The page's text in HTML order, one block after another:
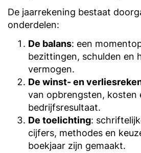
De jaarrekening bestaat
onderdelen:
De balans: een
bezittingen, schulden en
vermogen.
De winst- en
van opbrengsten, kosten
bedrijfsresultaat.
De toelichting:
cijfers, methodes en
boekjaar zijn gemaakt.